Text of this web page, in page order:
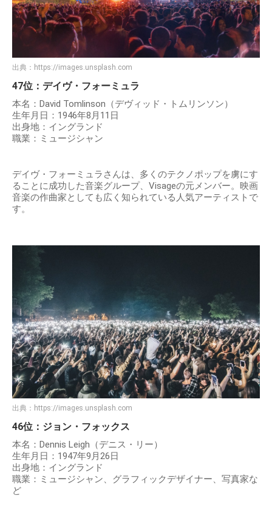
出典： https://images.unsplash.com
47位：デイヴ・フォーミュラ
本名：David Tomlinson（デヴィッド・トムリンソン）
生年月日：1946年8月11日
出身地：イングランド
職業：ミュージシャン
デイヴ・フォーミュラさんは、多くのテクノポップを虜にす
ることに成功した音楽グループ、Visageの元メンバー。映画
音楽の作曲家としても広く知られている人気アーティストで
す。
出典： https://images.unsplash.com
46位：ジョン・フォックス
本名：Dennis Leigh（デニス・リー）
生年月日：1947年9月26日
出身地：イングランド
職業：ミュージシャン、グラフィックデザイナー、写真家な
ど